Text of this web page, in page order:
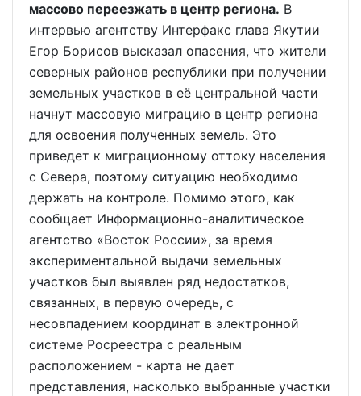
массово переезжать в центр региона. В
интервью агентству Интерфакс глава Якутии
Егор Борисов высказал опасения, что жители
северных районов республики при получении
земельных участков в её центральной части
начнут массовую миграцию в центр региона
для освоения полученных земель. Это
приведет к миграционному оттоку населения
с Севера, поэтому ситуацию необходимо
держать на контроле. Помимо этого, как
сообщает Информационно-аналитическое
агентство «Восток России», за время
экспериментальной выдачи земельных
участков был выявлен ряд недостатков,
связанных, в первую очередь, с
несовпадением координат в электронной
системе Росреестра с реальным
расположением - карта не дает
представления, насколько выбранные участки